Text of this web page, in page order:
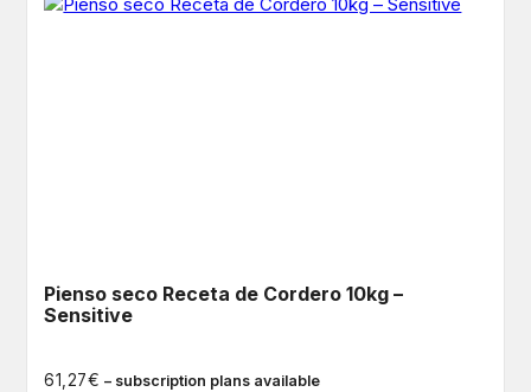
Pienso seco Receta de Cordero 10kg –
Sensitive
61,27€ – subscription plans available